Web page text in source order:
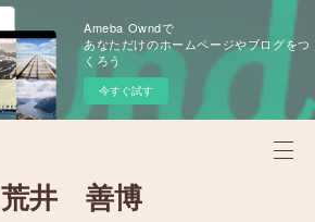
Ameba Owndで
あなただけのホームページやブログをつ
くろう
今すぐ試す
荒井 善博